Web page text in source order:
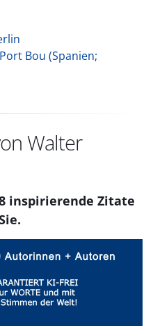
Port Bou (Spanien;
Walter
inspirierende Zitate